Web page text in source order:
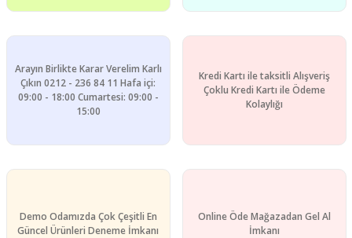
Arayın Birlikte Karar Verelim Karlı
Çıkın 0212 - 236 84 11 Hafa içi:
09:00 - 18:00 Cumartesi: 09:00 -
15:00
Kredi Kartı ile taksitli Alışveriş
Çoklu Kredi Kartı ile Ödeme
Kolaylığı
Demo Odamızda Çok Çeşitli En
Güncel Ürünleri Deneme İmkanı
Online Öde Mağazadan Gel Al
İmkanı